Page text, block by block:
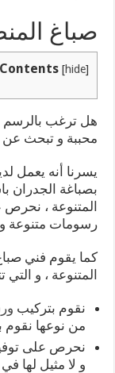
صباغ
Contents [hide]
هل ترغب
محببة و تبحث عن
يسرنا أنه يعمل
بصباغة الجدران
المتنوعة ،
رسومات متنوعة
كما يقوم فني
المتنوعة ، و
نقوم بتركيب
من نوعها نقوم
نحرص على
و لا مثيل لها